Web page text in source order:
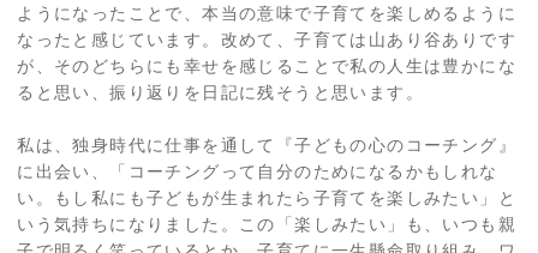
ようになったことで、本当の意味で子育てを楽しめるように
なったと感じています。改めて、子育ては山あり谷ありです
が、そのどちらにも幸せを感じることで私の人生は豊かにな
ると思い、振り返りを日記に残そうと思います。
私は、独身時代に仕事を通して『子どもの心のコーチング』
に出会い、「コーチングって自分のためになるかもしれな
い。もし私にも子どもが生まれたら子育てを楽しみたい」と
いう気持ちになりました。この「楽しみたい」も、いつも親